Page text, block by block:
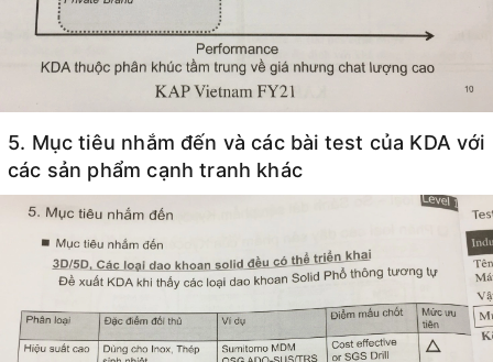
5. Mục tiêu nhắm đến và các bài test của KDA với
các sản phẩm cạnh tranh khác